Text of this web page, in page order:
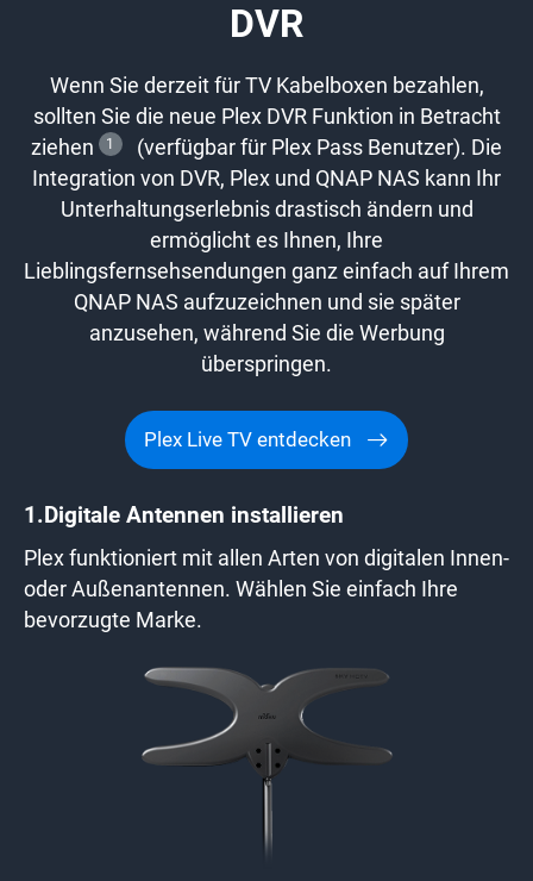
DVR
Wenn Sie derzeit für TV Kabelboxen bezahlen,
sollten Sie die neue Plex DVR Funktion in Betracht
ziehen
1
(verfügbar für Plex Pass Benutzer). Die
Integration von DVR, Plex und QNAP NAS kann Ihr
Unterhaltungserlebnis drastisch ändern und
ermöglicht es Ihnen, Ihre
Lieblingsfernsehsendungen ganz einfach auf Ihrem
QNAP NAS aufzuzeichnen und sie später
anzusehen, während Sie die Werbung
überspringen.
Plex Live TV entdecken
1.Digitale Antennen installieren
Plex funktioniert mit allen Arten von digitalen Innen-
oder Außenantennen. Wählen Sie einfach Ihre
bevorzugte Marke.